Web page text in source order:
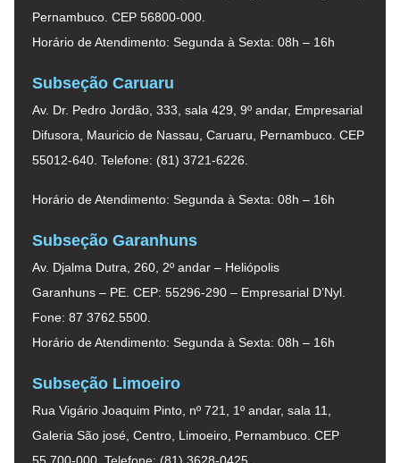
Pernambuco. CEP 56800-000.
Horário de Atendimento: Segunda à Sexta: 08h – 16h
Subseção Caruaru
Av. Dr. Pedro Jordão, 333, sala 429, 9º andar, Empresarial
Difusora, Mauricio de Nassau, Caruaru, Pernambuco. CEP
55012-640. Telefone: (81) 3721-6226.
Horário de Atendimento: Segunda à Sexta: 08h – 16h
Subseção Garanhuns
Av. Djalma Dutra, 260, 2º andar – Heliópolis
Garanhuns – PE. CEP: 55296-290 – Empresarial D’Nyl.
Fone: 87 3762.5500.
Horário de Atendimento: Segunda à Sexta: 08h – 16h
Subseção Limoeiro
Rua Vigário Joaquim Pinto, nº 721, 1º andar, sala 11,
Galeria São josé, Centro, Limoeiro, Pernambuco. CEP
55.700-000. Telefone: (81) 3628-0425.